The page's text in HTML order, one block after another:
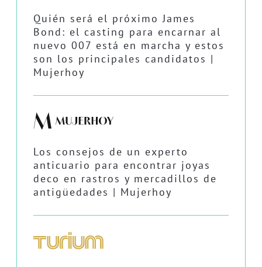
Quién será el próximo James
Bond: el casting para encarnar al
nuevo 007 está en marcha y estos
son los principales candidatos |
Mujerhoy
Los consejos de un experto
anticuario para encontrar joyas
deco en rastros y mercadillos de
antigüedades | Mujerhoy